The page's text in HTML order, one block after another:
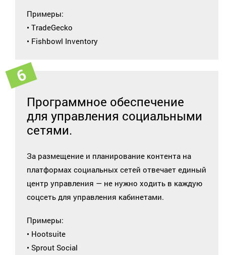
Примеры:
• TradeGecko
• Fishbowl Inventory
Программное обеспечение
для управления социальными
сетями.
За размещение и планирование контента на
платформах социальных сетей отвечает единый
центр управления — не нужно ходить в каждую
соцсеть для управления кабинетами.
Примеры:
• Hootsuite
• Sprout Social